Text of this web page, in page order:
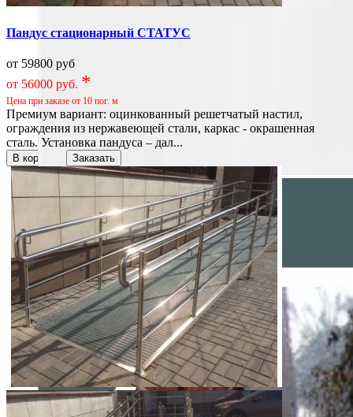
Пандус стационарный СТАТУС
от 59800 руб
от 56000 руб. *
Цена при заказе от 10 пог. м
Премиум вариант: оцинкованный решетчатый настил,
ограждения из нержавеющей стали, каркас - окрашенная
сталь. Установка пандуса – дал...